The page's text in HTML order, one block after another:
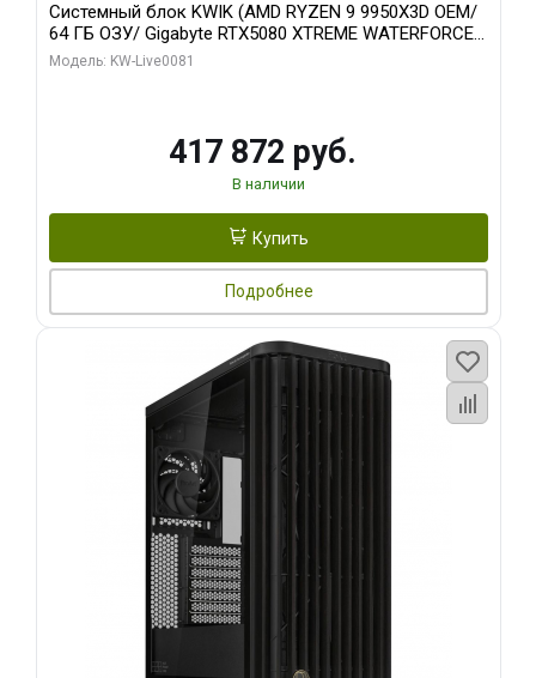
Системный блок KWIK (AMD RYZEN 9 9950X3D OEM/
64 ГБ ОЗУ/ Gigabyte RTX5080 XTREME WATERFORCE
16GB GDDR7 256bit/ 1 ТБ SSD)
Модель: KW-Live0081
417 872 руб.
В наличии
Купить
Подробнее